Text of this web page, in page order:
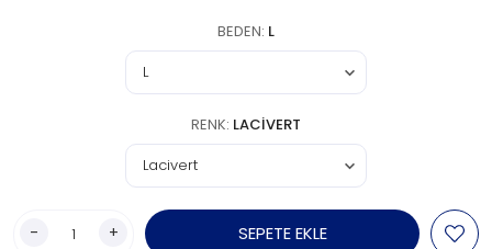
BEDEN: L
RENK: LACIVERT
- + SEPETE EKLE